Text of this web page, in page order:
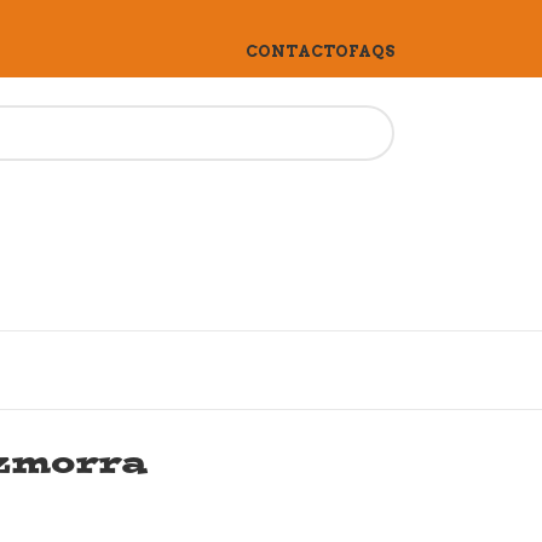
CONTACTOFAQS